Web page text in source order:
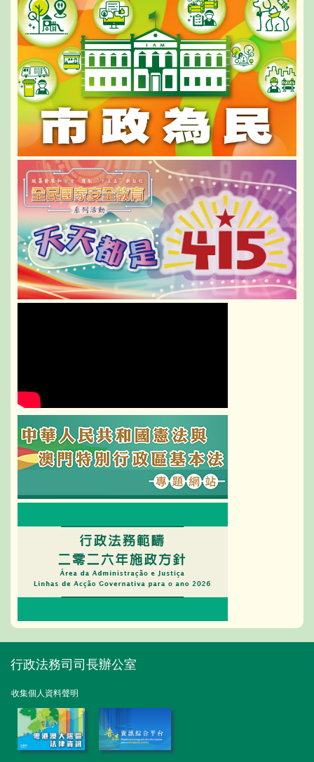
行政法務司司長辦公室
收集個人資料聲明